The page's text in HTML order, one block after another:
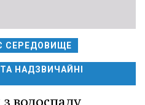
СЕРЕДОВИЩЕ
НАДЗВИЧАЙНІ